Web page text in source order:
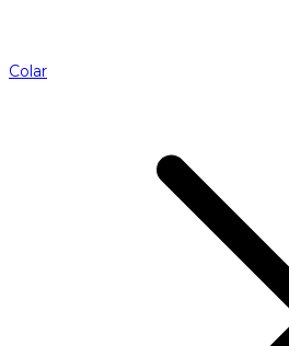
Colar